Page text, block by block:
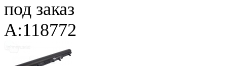
под заказ
A:118772